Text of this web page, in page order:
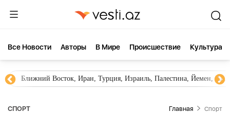
Все Новости Aвторы В Мире Происшествие Культура
Ближний Восток, Иран, Турция, Израиль, Палестина, Йемен,
СПОРТ Главная Спорт